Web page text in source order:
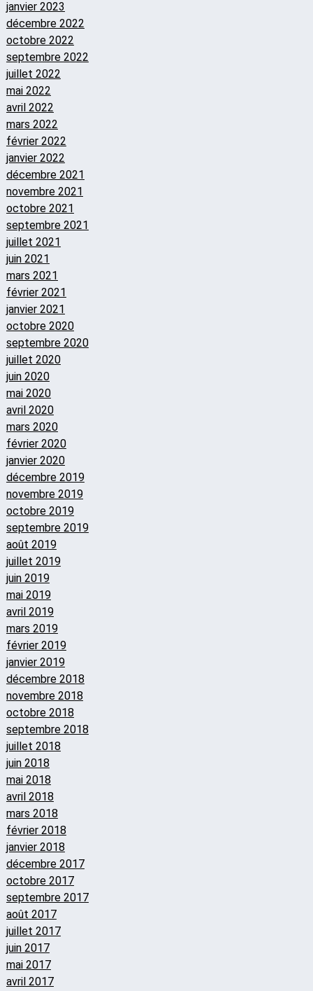
janvier 2023
décembre 2022
octobre 2022
septembre 2022
juillet 2022
mai 2022
avril 2022
mars 2022
février 2022
janvier 2022
décembre 2021
novembre 2021
octobre 2021
septembre 2021
juillet 2021
juin 2021
mars 2021
février 2021
janvier 2021
octobre 2020
septembre 2020
juillet 2020
juin 2020
mai 2020
avril 2020
mars 2020
février 2020
janvier 2020
décembre 2019
novembre 2019
octobre 2019
septembre 2019
août 2019
juillet 2019
juin 2019
mai 2019
avril 2019
mars 2019
février 2019
janvier 2019
décembre 2018
novembre 2018
octobre 2018
septembre 2018
juillet 2018
juin 2018
mai 2018
avril 2018
mars 2018
février 2018
janvier 2018
décembre 2017
octobre 2017
septembre 2017
août 2017
juillet 2017
juin 2017
mai 2017
avril 2017